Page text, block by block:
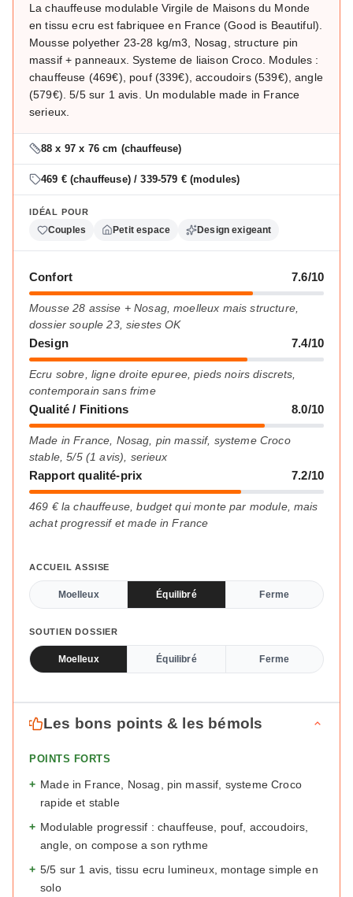
La chauffeuse modulable Virgile de Maisons du Monde
en tissu ecru est fabriquee en France (Good is Beautiful).
Mousse polyether 23-28 kg/m3, Nosag, structure pin
massif + panneaux. Systeme de liaison Croco. Modules :
chauffeuse (469€), pouf (339€), accoudoirs (539€), angle
(579€). 5/5 sur 1 avis. Un modulable made in France
serieux.
88 x 97 x 76 cm (chauffeuse)
469 € (chauffeuse) / 339-579 € (modules)
IDÉAL POUR
Couples Petit espace Design exigeant
Confort 7.6/10
Mousse 28 assise + Nosag, moelleux mais structure,
dossier souple 23, siestes OK
Design 7.4/10
Ecru sobre, ligne droite epuree, pieds noirs discrets,
contemporain sans frime
Qualité / Finitions 8.0/10
Made in France, Nosag, pin massif, systeme Croco
stable, 5/5 (1 avis), serieux
Rapport qualité-prix 7.2/10
469 € la chauffeuse, budget qui monte par module, mais
achat progressif et made in France
ACCUEIL ASSISE
Moelleux Équilibré Ferme
SOUTIEN DOSSIER
Moelleux Équilibré Ferme
Les bons points & les bémols
POINTS FORTS
+ Made in France, Nosag, pin massif, systeme Croco
rapide et stable
+ Modulable progressif : chauffeuse, pouf, accoudoirs,
angle, on compose a son rythme
+ 5/5 sur 1 avis, tissu ecru lumineux, montage simple en
solo